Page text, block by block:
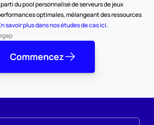
du pool personnalisé de serveurs de jeux
optimales, mélangeant des ressources
savoir plus dans nos études de cas ici.
Commencez